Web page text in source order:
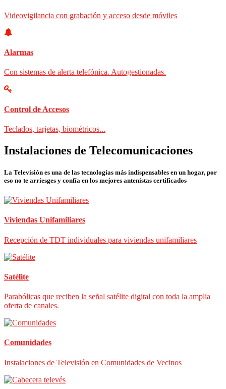
Videovigilancia con grabación y acceso desde móviles
Alarmas
Con sistemas de alerta telefónica. Autogestionadas.
Control de Accesos
Teclados, tarjetas, biométricos...
Instalaciones de Telecomunicaciones
La Televisión es una de las tecnologías más indispensables en un hogar, por
eso no te arriesges y confía en los mejores antenistas certificados
Viviendas Unifamiliares
Recepción de TDT individuales para viviendas unifamiliares
Satélite
Parabólicas que reciben la señal satélite digital con toda la amplia
oferta de canales.
Comunidades
Instalaciones de Televisión en Comunidades de Vecinos